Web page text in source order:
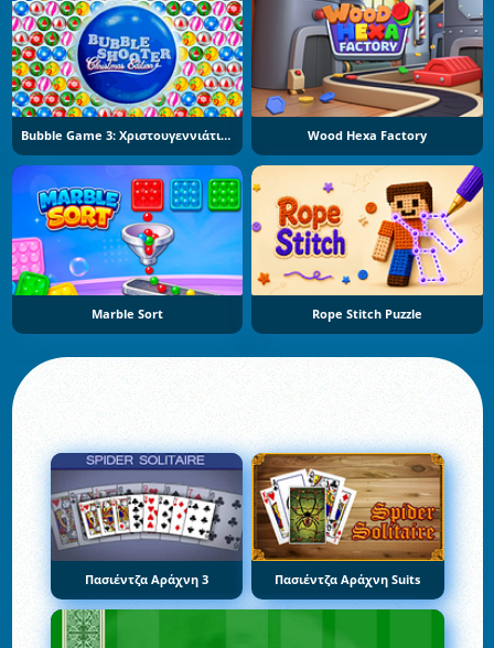
Bubble Game 3: Χριστουγεννιάτικη Έκδοση Wood Hexa Factory
Marble Sort Rope Stitch Puzzle
Πασιέντζα Αράχνη 3 Πασιέντζα Αράχνη Suits